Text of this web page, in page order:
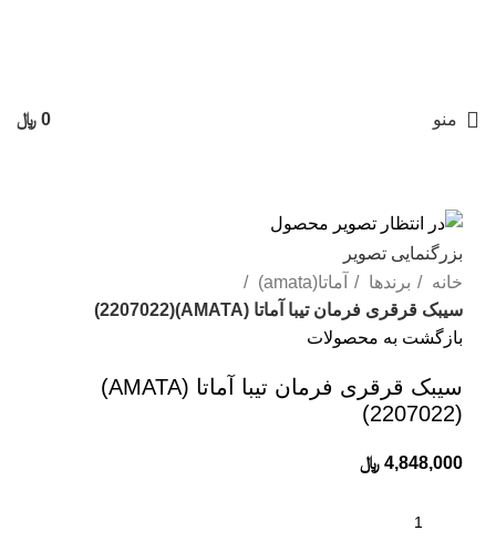
منو 0 ﷼
بزرگنمایی تصویر
خانه
برندها
آماتا(amata)
سیبک قرقری فرمان تیبا آماتا (AMATA)(2207022)
بازگشت به محصولات
سیبک قرقری فرمان تیبا آماتا (AMATA)
(2207022)
4,848,000 ﷼